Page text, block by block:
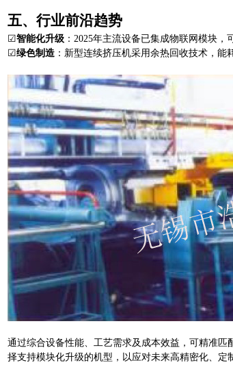
五、行业前沿趋势
☑智能化升级 ：2025年主流设备已集成物联网模块
☑绿色制造 ：新型连续挤压机采用余热回收技术，能
通过综合设备性能、工艺需求及成本效益，可精准匹
择支持模块化升级的机型，以应对未来高精密化、定